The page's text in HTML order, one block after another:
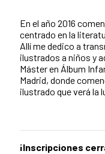
En el año 2016
centrado en la
Allí me dedico a
ilustrados a niños y
Máster en Álbum
Madrid, donde
ilustrado que verá la
¡Inscripciones